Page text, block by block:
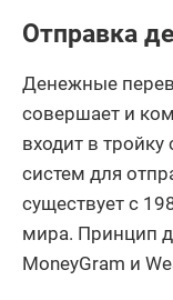
Отправка
Денежные
совершает и
входит в
систем для
существует с
мира. Принцип
MoneyGram и